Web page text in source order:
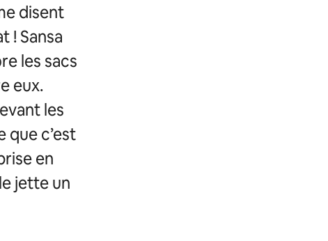
disent
! Sansa
les sacs
eux.
les
que c’est
en
jette un